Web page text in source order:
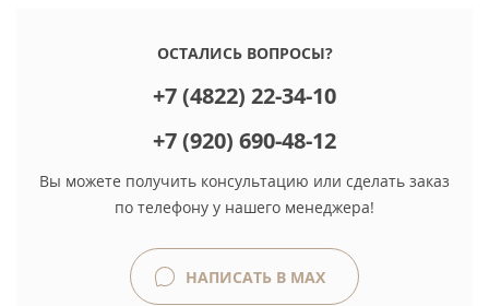
ОСТАЛИСЬ ВОПРОСЫ?
+7 (4822) 22-34-10
+7 (920) 690-48-12
Вы можете получить консультацию или сделать заказ
по телефону у нашего менеджера!
НАПИСАТЬ В MAX